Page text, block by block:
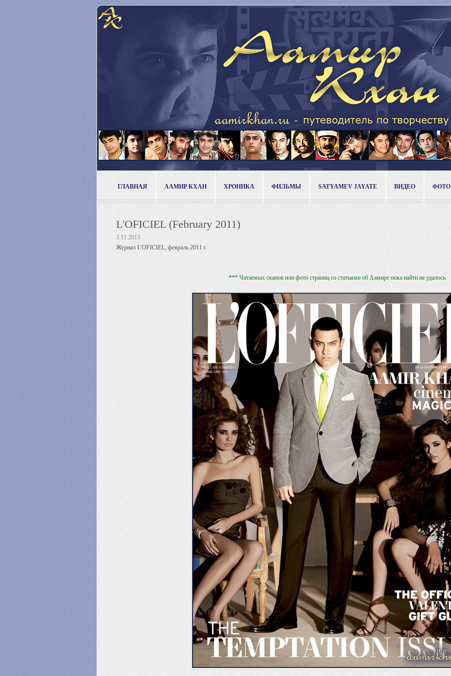
ГЛАВНАЯ ААМИР КХАН ХРОНИКА ФИЛЬМЫ SATYAMEV JAYATE ВИДЕО ФОТО
L'OFICIEL (February 2011)
3.11.2013
Журнал L'OFICIEL, февраль 2011 г.
*** Читаемых сканов или фото страниц со статьями об Аамире пока найти не удалось.